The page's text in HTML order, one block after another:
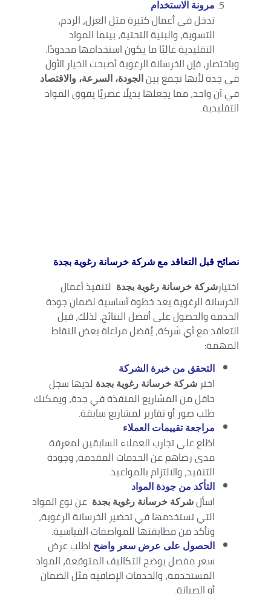
مرونة الاستخدام
تدخل في أعمال كثيرة مثل العزل، الردم،
التسوية، والبنية التحتية، بينما المواد
التقليدية غالبًا ما يكون استخدامها محدودًا.
وباختصار، فإن الخرسانة الرغوية أصبحت الخيار الأول
في جدة لأنها تجمع بين الجودة، السرعة، والاقتصاد
في آن واحد، مما يجعلها بديلًا عصريًا يفوق المواد
التقليدية.
نصائح قبل التعاقد مع شركة خرسانة رغوية بجدة
اختيارشركة خرسانة رغوية بجدة لتنفيذ أعمال
الخرسانة الرغوية يعد خطوة أساسية لضمان جودة
الخدمة والحصول على أفضل النتائج. لذلك، قبل
التعاقد مع أي شركة، يُفضل مراعاة بعض النقاط
المهمة:
التحقق من خبرة الشركة
اختر شركة خرسانة رغوية بجدة لديها سجل
حافل من المشاريع المنفذة في جدة، ويمكنك
طلب صور أو تقارير لمشاريع سابقة.
مراجعة تقييمات العملاء
اطّلع على تجارب العملاء السابقين لمعرفة
مدى رضاهم عن الخدمات المقدمة، وجودة
التنفيذ، والالتزام بالمواعيد.
التأكد من جودة المواد
اسأل شركة خرسانة رغوية بجدة عن نوع المواد
التي تستخدمها في تحضير الخرسانة الرغوية،
وتأكد من مطابقتها للمواصفات القياسية.
الحصول على عرض سعر واضح اطلب عرض
سعر مفصل يوضح التكاليف المتوقعة، المواد
المستخدمة، والخدمات الإضافية مثل الضمان
أو الصيانة.